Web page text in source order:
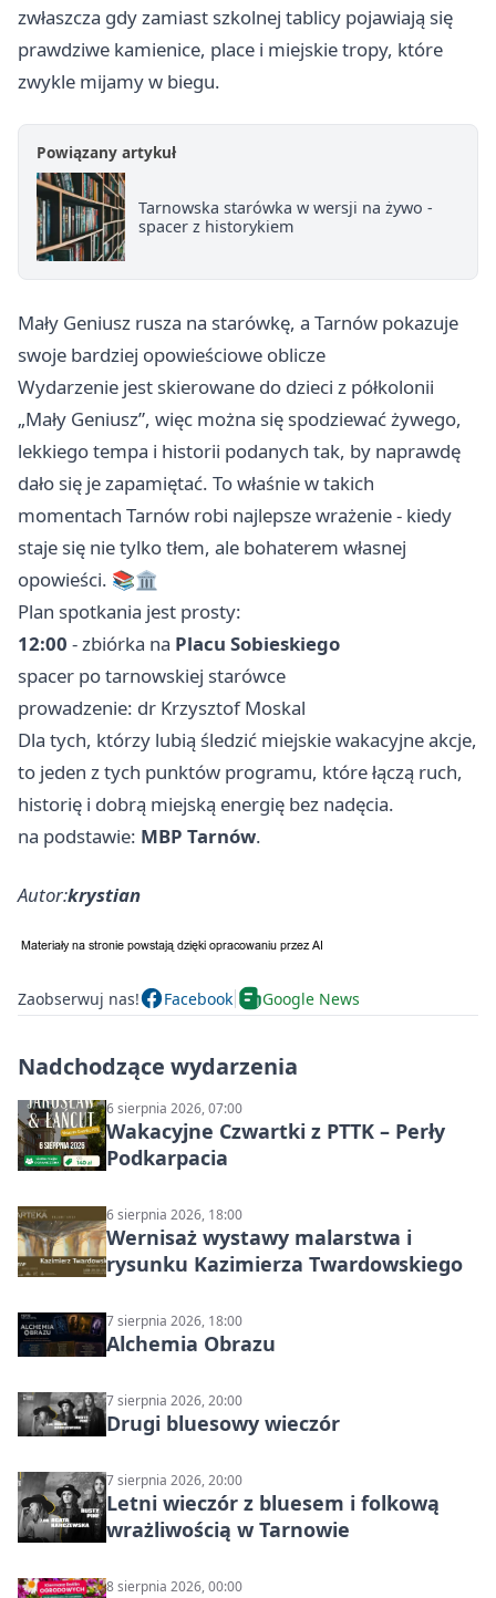
zwłaszcza gdy zamiast szkolnej tablicy pojawiają się
prawdziwe kamienice, place i miejskie tropy, które
zwykle mijamy w biegu.
Powiązany artykuł
Tarnowska starówka w wersji na żywo -
spacer z historykiem
Mały Geniusz rusza na starówkę, a Tarnów pokazuje
swoje bardziej opowieściowe oblicze
Wydarzenie jest skierowane do dzieci z półkolonii
„Mały Geniusz”, więc można się spodziewać żywego,
lekkiego tempa i historii podanych tak, by naprawdę
dało się je zapamiętać. To właśnie w takich
momentach Tarnów robi najlepsze wrażenie - kiedy
staje się nie tylko tłem, ale bohaterem własnej
opowieści. 📚🏛️
Plan spotkania jest prosty:
12:00 - zbiórka na Placu Sobieskiego
spacer po tarnowskiej starówce
prowadzenie: dr Krzysztof Moskal
Dla tych, którzy lubią śledzić miejskie wakacyjne akcje,
to jeden z tych punktów programu, które łączą ruch,
historię i dobrą miejską energię bez nadęcia.
na podstawie: MBP Tarnów.
Autor:krystian
Zaobserwuj nas! Facebook Google News
Nadchodzące wydarzenia
6 sierpnia 2026, 07:00
Wakacyjne Czwartki z PTTK – Perły
Podkarpacia
6 sierpnia 2026, 18:00
Wernisaż wystawy malarstwa i
rysunku Kazimierza Twardowskiego
7 sierpnia 2026, 18:00
Alchemia Obrazu
7 sierpnia 2026, 20:00
Drugi bluesowy wieczór
7 sierpnia 2026, 20:00
Letni wieczór z bluesem i folkową
wrażliwością w Tarnowie
8 sierpnia 2026, 00:00